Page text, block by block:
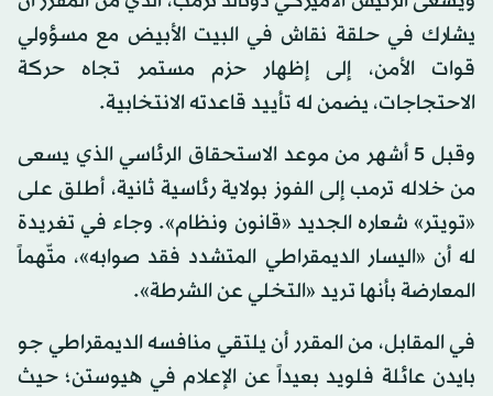
يشارك في حلقة نقاش في البيت الأبيض مع مسؤولي
قوات الأمن، إلى إظهار حزم مستمر تجاه حركة
الاحتجاجات، يضمن له تأييد قاعدته الانتخابية.
وقبل 5 أشهر من موعد الاستحقاق الرئاسي الذي يسعى
من خلاله ترمب إلى الفوز بولاية رئاسية ثانية، أطلق على
«تويتر» شعاره الجديد «قانون ونظام». وجاء في تغريدة
له أن «اليسار الديمقراطي المتشدد فقد صوابه»، متّهماً
المعارضة بأنها تريد «التخلي عن الشرطة».
في المقابل، من المقرر أن يلتقي منافسه الديمقراطي جو
بايدن عائلة فلويد بعيداً عن الإعلام في هيوستن؛ حيث